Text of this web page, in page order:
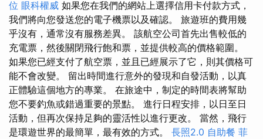
位 眼科權威 如果您在我們的網站上選擇信用卡付款方式，
我們將向您發送您的電子機票以及確認。 旅遊班的費用幾
乎沒有，通常沒有服務差異。 該航空公司首先出售較低的
充電票，然後關閉飛行飽和票，並提供較高的價格範圍。
如果您已經支付了航空票，並且已經展示了它，則其價格可
能不會改變。 留出時間進行意外的發現和自發活動，以真
正體驗這個地方的專業。 在旅途中，制定的時間表將幫助
您不要釣魚或錯過重要的景點。 進行日程安排，以日至日
活動，但再次保持足夠的靈活性以進行更改。 當然，飛行
是環遊世界的最簡單，最有效的方式。 長照2.0 自助餐 菲